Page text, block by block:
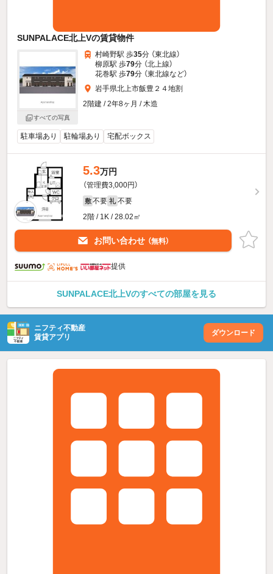
SUNPALACE北上Vの賃貸物件
すべての写真
村崎野駅 歩35分 （東北線）
柳原駅 歩79分 （北上線）
花巻駅 歩79分 （東北線など）
岩手県北上市飯豊２４地割
2階建 / 2年8ヶ月 / 木造
駐車場あり 駐輪場あり 宅配ボックス
5.3万円
（管理費3,000円）
敷 不要 礼 不要
2階 / 1K / 28.02㎡
お問い合わせ （無料）
提供
SUNPALACE北上Vのすべての部屋を見る
ニフティ不動産
賃貸アプリ
ダウンロード